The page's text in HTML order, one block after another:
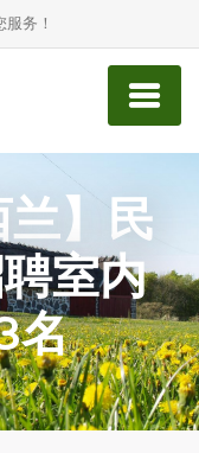
务！
兰】民
室内
名